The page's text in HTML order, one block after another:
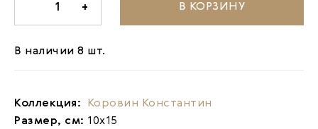
1 + В КОРЗИНУ
В наличии 8 шт.
Коллекция: Коровин Константин
Размер, см: 10х15